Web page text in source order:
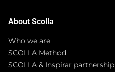
About Scolla
Who we are
SCOLLA Method
SCOLLA & Inspirar partnership